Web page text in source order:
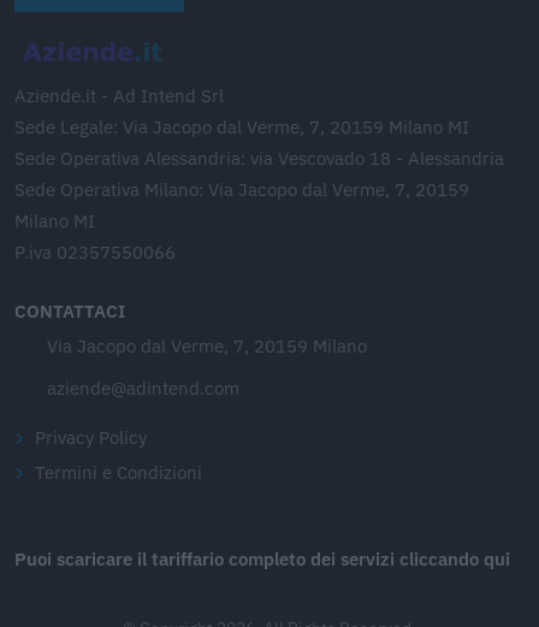
Aziende.it - Ad Intend Srl
Sede Legale: Via Jacopo dal Verme, 7, 20159 Milano MI
Sede Operativa Alessandria: via Vescovado 18 - Alessandria
Sede Operativa Milano: Via Jacopo dal Verme, 7, 20159
Milano MI
P.iva 02357550066
CONTATTACI
Via Jacopo dal Verme, 7, 20159 Milano
aziende@adintend.com
Privacy Policy
Termini e Condizioni
Puoi scaricare il tariffario completo dei servizi cliccando qui